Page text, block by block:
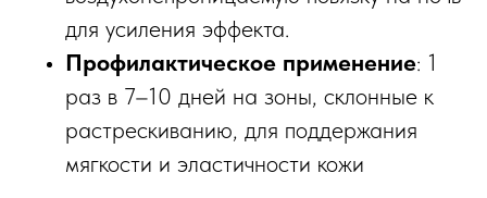
для усиления эффекта.​
Профилактическое применение: 1
раз в 7–10 дней на зоны, склонные к
растрескиванию, для поддержания
мягкости и эластичности кожи